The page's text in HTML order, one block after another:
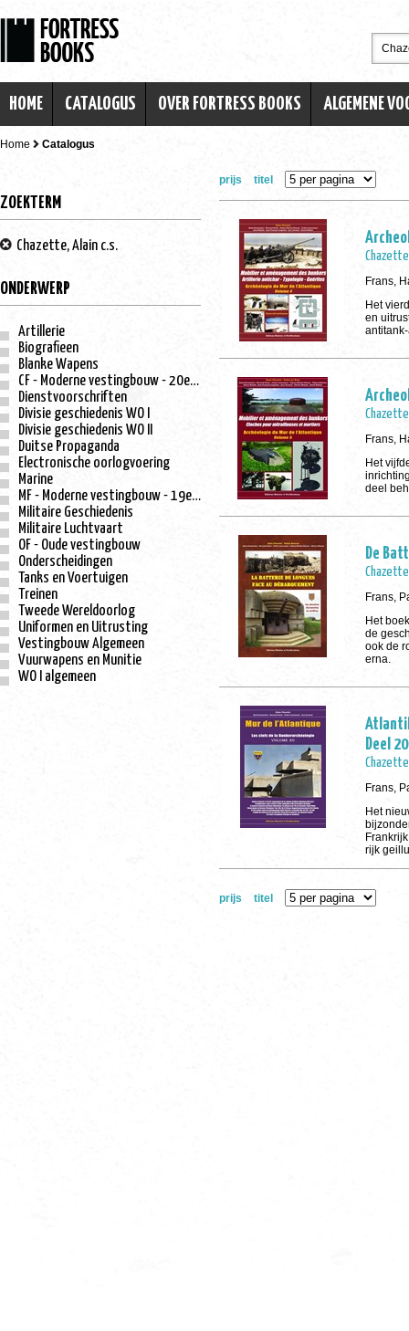
HOME CATALOGUS OVER FORTRESS BOOKS ALGEMENE
Home Catalogus
ZOEKTERM
Chazette, Alain c.s.
ONDERWERP
Artillerie
Biografieen
Blanke Wapens
CF - Moderne vestingbouw - 20e eeuw
Dienstvoorschriften
Divisie geschiedenis WO I
Divisie geschiedenis WO II
Duitse Propaganda
Electronische oorlogvoering
Marine
MF - Moderne vestingbouw - 19e eeuw
Militaire Geschiedenis
Militaire Luchtvaart
OF - Oude vestingbouw
Onderscheidingen
Tanks en Voertuigen
Treinen
Tweede Wereldoorlog
Uniformen en Uitrusting
Vestingbouw Algemeen
Vuurwapens en Munitie
WO I algemeen
prijs titel
Frans,
Het
en
Frans,
Het
deel
De
Frans,
Het
de
ook de
erna.
Deel 20
Frans,
Het
rijk
prijs titel